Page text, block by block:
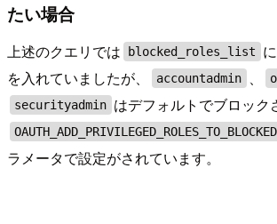
たい場合
上述のクエリでは blocked_roles_list に
を入れていましたが、
accountadmin 、
securityadmin はデフォルトでブロック
ラメータで設定がされています。